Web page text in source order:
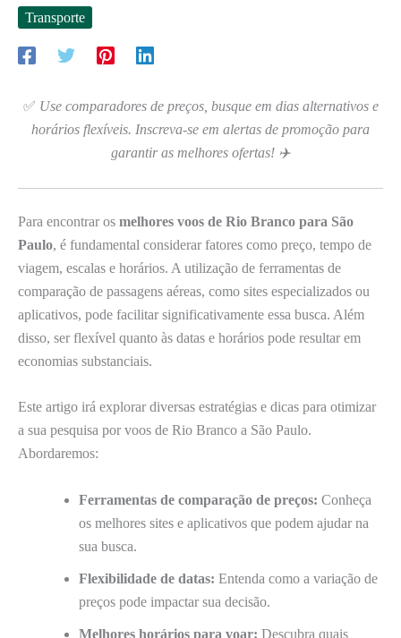
Transporte
✅ Use comparadores de preços, busque em dias alternativos e
horários flexíveis. Inscreva-se em alertas de promoção para
garantir as melhores ofertas! ✈️
Para encontrar os melhores voos de Rio Branco para São
Paulo, é fundamental considerar fatores como preço, tempo de
viagem, escalas e horários. A utilização de ferramentas de
comparação de passagens aéreas, como sites especializados ou
aplicativos, pode facilitar significativamente essa busca. Além
disso, ser flexível quanto às datas e horários pode resultar em
economias substanciais.
Este artigo irá explorar diversas estratégias e dicas para otimizar
a sua pesquisa por voos de Rio Branco a São Paulo.
Abordaremos:
Ferramentas de comparação de preços: Conheça
os melhores sites e aplicativos que podem ajudar na
sua busca.
Flexibilidade de datas: Entenda como a variação de
preços pode impactar sua decisão.
Melhores horários para voar: Descubra quais